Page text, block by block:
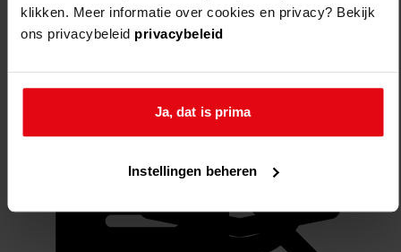
klikken. Meer informatie over cookies en privacy? Bekijk
ons privacybeleid privacybeleid
Ja, dat is prima
Instellingen beheren